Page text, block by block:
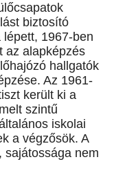
biztosító
1967-ben
az alapképzés
hallgatók
Az 1961-
került ki a
szintű
iskolai
a végzősök. A
sajátossága nem